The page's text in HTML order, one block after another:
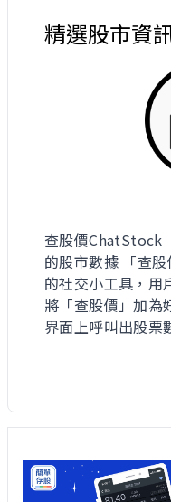
精選股市資
查股價ChatStock
的股市數據 「查
的社交小工具，用
將「查股價」加為
界面上呼叫出股票